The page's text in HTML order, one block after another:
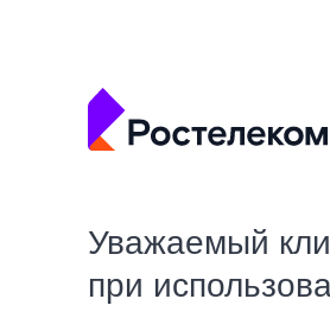
Уважаемый
при